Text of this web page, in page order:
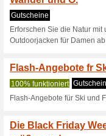
über